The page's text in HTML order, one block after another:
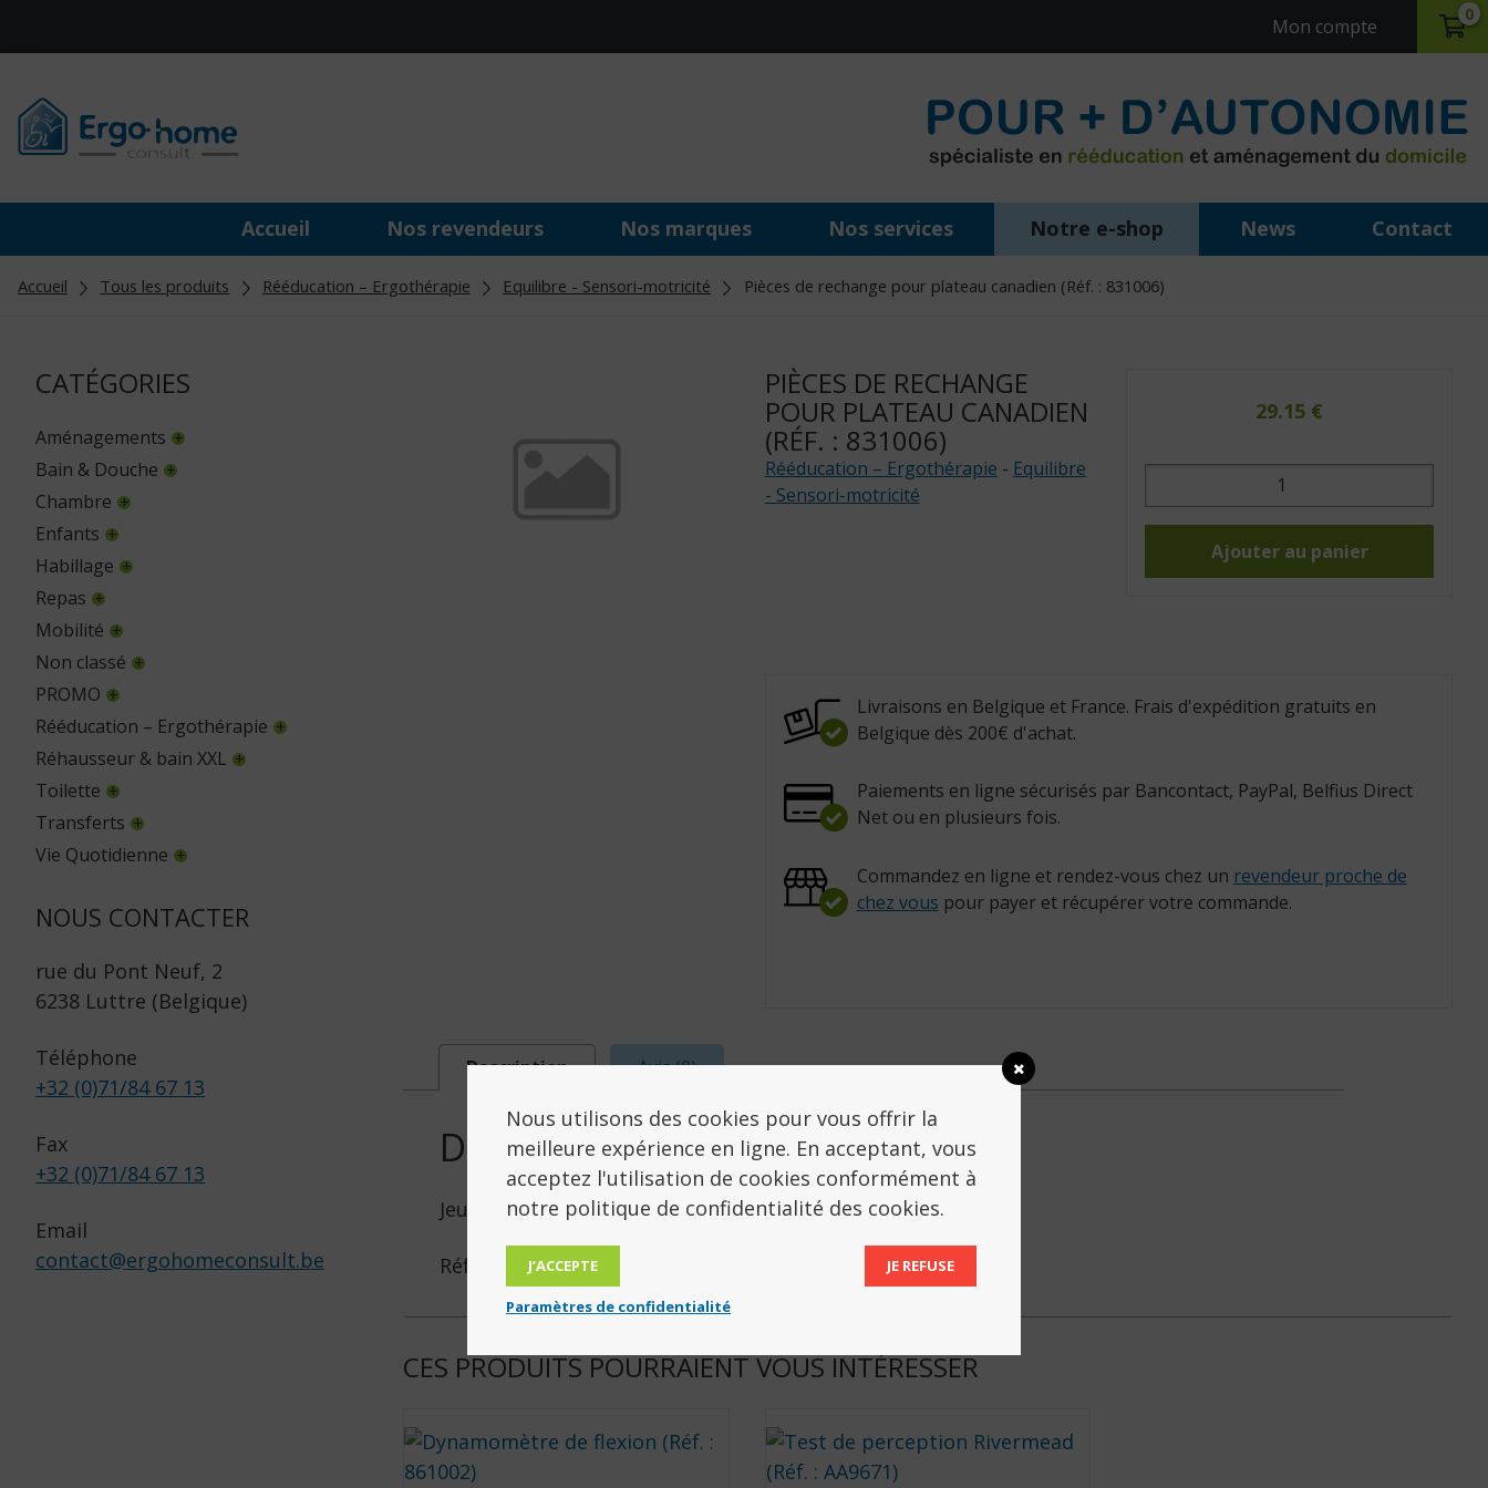
Mon compte
0
Accueil Nos revendeurs Nos marques Nos services Notre e-shop News Contact
Accueil Tous les produits Rééducation – Ergothérapie Equilibre - Sensori-motricité Pièces de rechange pour plateau canadien (Réf. : 831006)
CATÉGORIES
Aménagements
Bain & Douche
Chambre
Enfants
Habillage
Repas
Mobilité
Non classé
PROMO
Rééducation – Ergothérapie
Réhausseur & bain XXL
Toilette
Transferts
Vie Quotidienne
NOUS CONTACTER
rue du Pont Neuf, 2
6238 Luttre (Belgique)
Téléphone
+32 (0)71/84 67 13
Fax
+32 (0)71/84 67 13
Email
contact@ergohomeconsult.be
PIÈCES DE RECHANGE
POUR PLATEAU CANADIEN
(RÉF. : 831006)
Rééducation – Ergothérapie - Equilibre
- Sensori-motricité
29.15 €
quantité
rechange
canadien
Ajouter au panier
Livraisons en Belgique et France. Frais d'expédition gratuits en
Belgique dès 200€ d'achat.
Paiements en ligne sécurisés par Bancontact, PayPal, Belfius Direct
Net ou en plusieurs fois.
Commandez en ligne et rendez-vous chez un revendeur proche de
chez vous pour payer et récupérer votre commande.
Description Avis (0)
DESCRIPTION
Jeu de pièces de rechanges.
Réf. : 831006
CES PRODUITS POURRAIENT VOUS INTÉRESSER
Nous utilisons des cookies pour vous offrir la
meilleure expérience en ligne. En acceptant, vous
acceptez l'utilisation de cookies conformément à
notre politique de confidentialité des cookies.
J’ACCEPTE JE REFUSE
Paramètres de confidentialité